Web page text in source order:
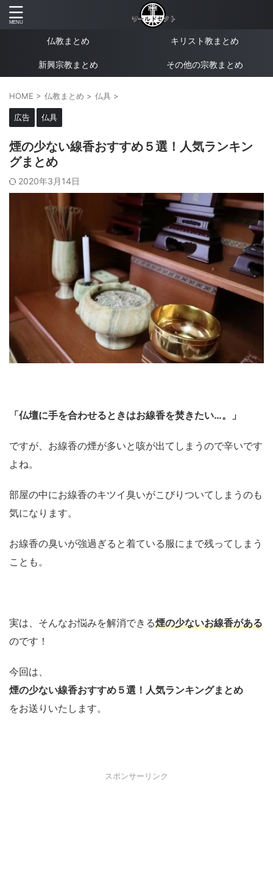
仏教まとめ キリスト教まとめ
新興宗教まとめ その他の宗教まとめ
HOME > 仏教まとめ > 仏具 >
広告 仏具
煙の少ない線香おすすめ５選！人気ランキン
グまとめ
2020年3月14日
「仏壇に手を合わせるときはお線香を焚きたい…。」
ですが、お線香の煙が多いと咳が出てしまうので辛いです
よね。
部屋の中にお線香のキツイ臭いがこびりついてしまうのも
気になります。
お線香の臭いが強過ぎると着ている服にまで残ってしまう
ことも。
実は、そんなお悩みを解消できる煙の少ないお線香がある
のです！
今回は、
煙の少ない線香おすすめ５選！人気ランキングまとめ
をお送りいたします。
スポンサーリンク